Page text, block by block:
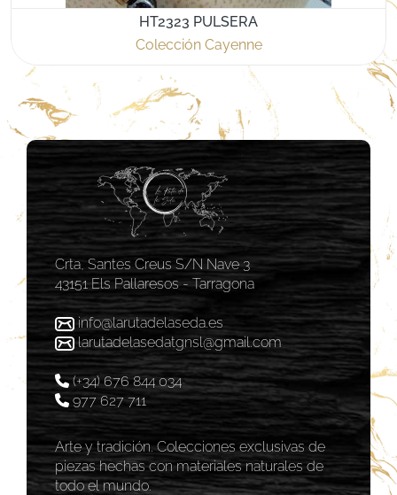
HT2323 PULSERA
Colección Cayenne
Crta, Santes Creus S/N Nave 3
43151 Els Pallaresos - Tarragona
info@larutadelaseda.es
larutadelasedatgnsl@gmail.com
(+34) 676 844 034
977 627 711
Arte y tradición. Colecciones exclusivas de
piezas hechas con materiales naturales de
todo el mundo.